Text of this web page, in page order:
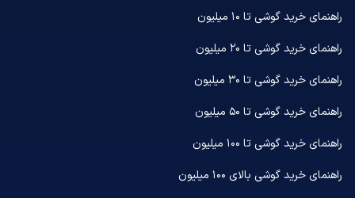
راهنمای خرید گوشی تا ۱۰ میلیون
راهنمای خرید گوشی تا ۲۰ میلیون
راهنمای خرید گوشی تا ۳۰ میلیون
راهنمای خرید گوشی تا ۵۰ میلیون
راهنمای خرید گوشی تا ۱۰۰ میلیون
راهنمای خرید گوشی بالای ۱۰۰ میلیون